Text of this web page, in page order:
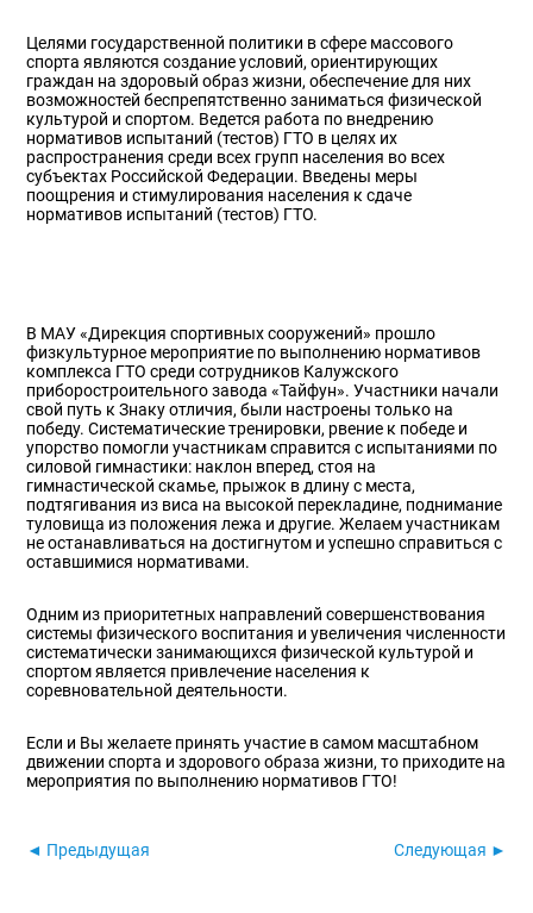
Целями государственной политики в сфере массового
спорта являются создание условий, ориентирующих
граждан на здоровый образ жизни, обеспечение для них
возможностей беспрепятственно заниматься физической
культурой и спортом. Ведется работа по внедрению
нормативов испытаний (тестов) ГТО в целях их
распространения среди всех групп населения во всех
субъектах Российской Федерации. Введены меры
поощрения и стимулирования населения к сдаче
нормативов испытаний (тестов) ГТО.
В МАУ «Дирекция спортивных сооружений» прошло
физкультурное мероприятие по выполнению нормативов
комплекса ГТО среди сотрудников Калужского
приборостроительного завода «Тайфун». Участники начали
свой путь к Знаку отличия, были настроены только на
победу. Систематические тренировки, рвение к победе и
упорство помогли участникам справится с испытаниями по
силовой гимнастики: наклон вперед, стоя на
гимнастической скамье, прыжок в длину с места,
подтягивания из виса на высокой перекладине, поднимание
туловища из положения лежа и другие. Желаем участникам
не останавливаться на достигнутом и успешно справиться с
оставшимися нормативами.
Одним из приоритетных направлений совершенствования
системы физического воспитания и увеличения численности
систематически занимающихся физической культурой и
спортом является привлечение населения к
соревновательной деятельности.
Если и Вы желаете принять участие в самом масштабном
движении спорта и здорового образа жизни, то приходите на
мероприятия по выполнению нормативов ГТО!
◄ Предыдущая Следующая ►